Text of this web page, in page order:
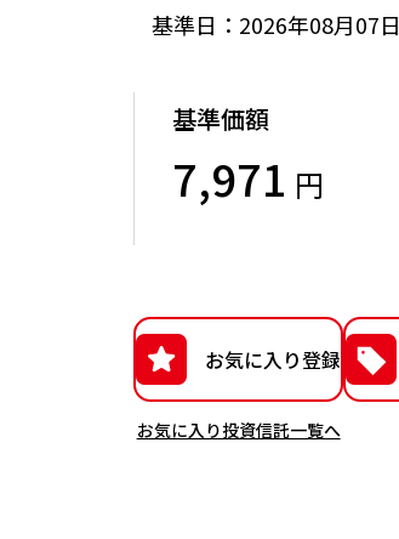
基準日：2026年08月07日
基準価額
7,971 円
お気に入り登録
お気に入り投資信託一覧へ